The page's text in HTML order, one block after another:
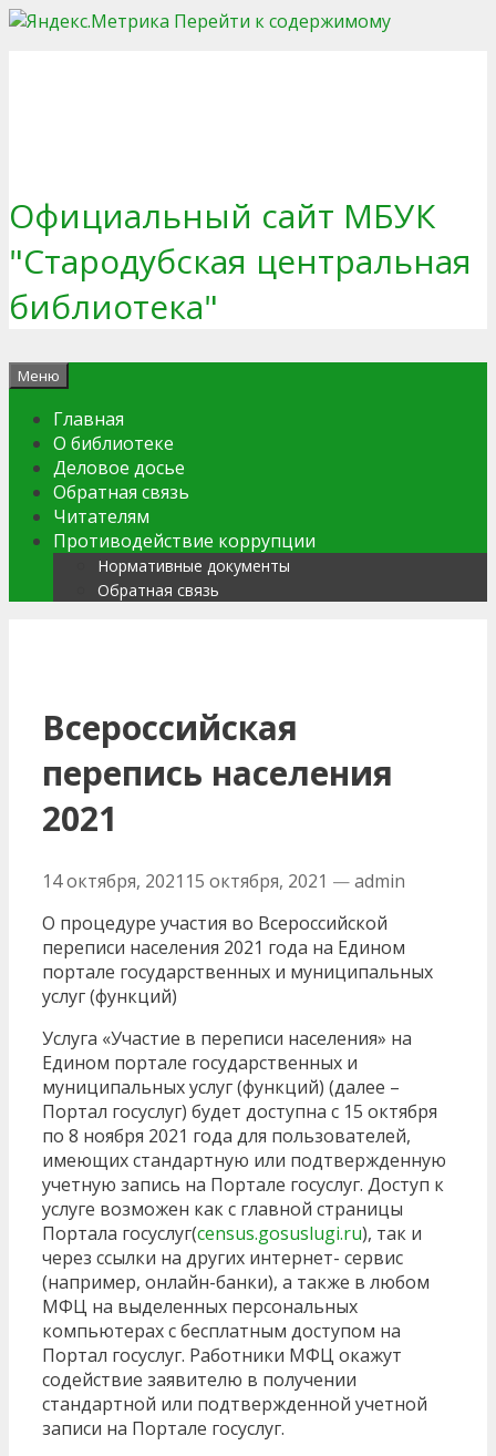
Перейти к содержимому
Официальный сайт МБУК
"Стародубская центральная
библиотека"
Меню
Главная
О библиотеке
Деловое досье
Обратная связь
Читателям
Противодействие коррупции
Нормативные документы
Обратная связь
Всероссийская
перепись населения
2021
14 октября, 2021 15 октября, 2021 —admin
О процедуре участия во Всероссийской
переписи населения 2021 года на Едином
портале государственных и муниципальных
услуг (функций)
Услуга «Участие в переписи населения» на
Едином портале государственных и
муниципальных услуг (функций) (далее –
Портал госуслуг) будет доступна с 15 октября
по 8 ноября 2021 года для пользователей,
имеющих стандартную или подтвержденную
учетную запись на Портале госуслуг. Доступ к
услуге возможен как с главной страницы
Портала госуслуг(census.gosuslugi.ru), так и
через ссылки на других интернет- сервис
(например, онлайн-банки), а также в любом
МФЦ на выделенных персональных
компьютерах с бесплатным доступом на
Портал госуслуг. Работники МФЦ окажут
содействие заявителю в получении
стандартной или подтвержденной учетной
записи на Портале госуслуг.